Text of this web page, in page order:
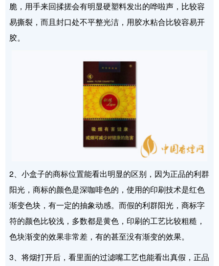
脆，用手来回揉搓会有明显硬塑料发出的哗啦声，比较容
易撕裂，而且封口处不平整光洁，用胶水粘合比较容易开
胶。
2、小盒子的商标位置能看出明显的区别，因为正品的利群
阳光，商标的颜色是深咖啡色的，使用的印刷技术是红色
渐变色块，有一定的抽象动感。而假的利群阳光，商标字
符的颜色比较浅，多数都是黄色，印刷的工艺比较粗糙，
色块渐变的效果非常差，有的甚至没有渐变的效果。
3、将烟打开后，看里面的过滤嘴工艺也能看出真假，正品